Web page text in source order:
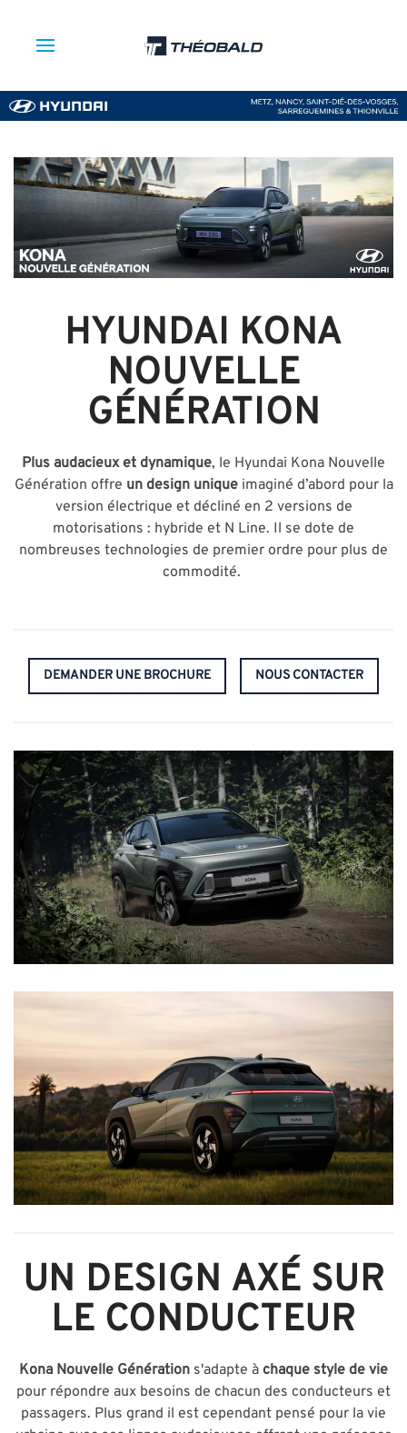
HYUNDAI KONA
NOUVELLE
GÉNÉRATION
Plus audacieux et dynamique, le Hyundai Kona Nouvelle
Génération offre un design uniqueimaginé d’abord pour la
version électrique et décliné en 2 versions de
motorisations : hybride et N Line. Il se dote de
nombreuses technologies de premier ordre pour plus de
commodité.
DEMANDER UNE BROCHURE NOUS CONTACTER
UN DESIGN AXÉ SUR
LE CONDUCTEUR
Kona Nouvelle Génération s'adapte à chaque style de vie
pour répondre aux besoins de chacun des conducteurs et
passagers. Plus grand il est cependant pensé pour la vie